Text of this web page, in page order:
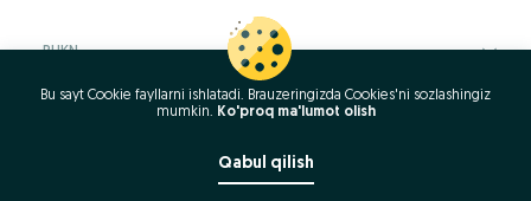
RUKN
Bu sayt Cookie fayllarni ishlatadi. Brauzeringizda Cookies'ni sozlashingiz
mumkin. Ko'proq ma'lumot olish
Qabul qilish